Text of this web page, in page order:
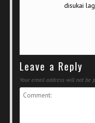
disukai
Leave a Reply
Your email address will not be